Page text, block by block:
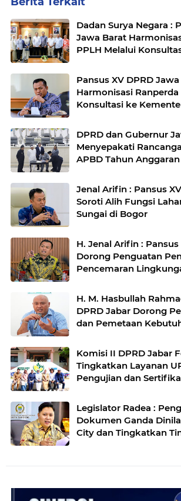
Dadan Surya Negara :
Jawa Barat
PPLH Melalui
Pansus XV DPRD
Harmonisasi
Konsultasi ke
DPRD dan Gubernur
Menyepakati
APBD Tahun
Jenal Arifin : Pansus XV DPRD Jabar
Soroti Alih Fungsi
Sungai di Bogor
H. Jenal Arifin : Pansus
Dorong Penguatan
Pencemaran
H. M. Hasbullah
DPRD Jabar Dorong
dan Pemetaan
Komisi II DPRD Jabar
Tingkatkan Layanan
Pengujian dan
Legislator Radea :
Dokumen Ganda
City dan Tingkatkan